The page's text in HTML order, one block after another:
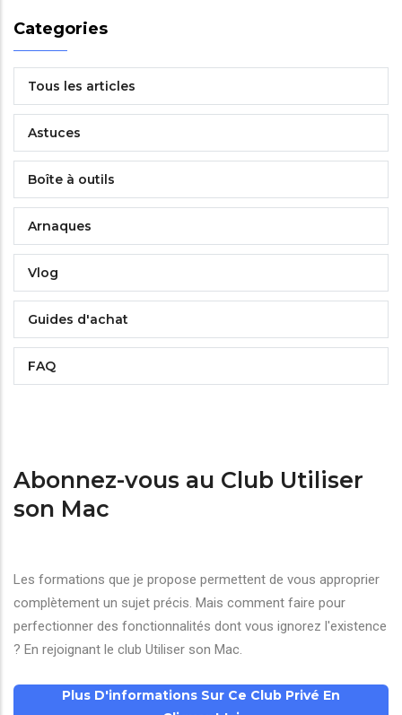
Categories
Tous les articles
Astuces
Boîte à outils
Arnaques
Vlog
Guides d'achat
FAQ
Abonnez-vous au Club Utiliser
son Mac
Les formations que je propose permettent de vous approprier
complètement un sujet précis. Mais comment faire pour
perfectionner des fonctionnalités dont vous ignorez l'existence
? En rejoignant le club Utiliser son Mac.
Plus D'informations Sur Ce Club Privé En